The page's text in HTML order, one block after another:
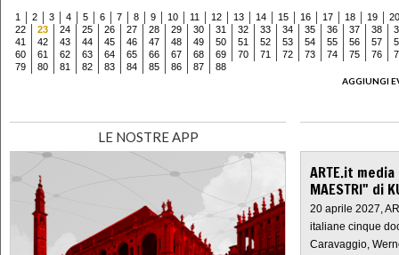
1 2 3 4 5 6 7 8 9 10 11 12 13 14 15 16 17 18 19
20
22
23 24 25 26 27 28 29 30 31 32 33 34 35 36 37 38
41
42 43 44 45 46 47 48 49 50 51 52 53 54 55 56 57
60
61 62 63 64 65 66 67 68 69 70 71 72 73 74 75 76
79
80 81 82 83 84 85 86 87
88
AGGIUNGI
LE NOSTRE APP
ARTE.it
MAESTRI" di
20 aprile 2027,
italiane cinque
Caravaggio,